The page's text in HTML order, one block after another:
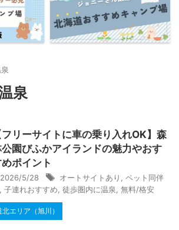
泉
フリーサイトに車の乗り入れOK】森
園びふかアイランドの魅力やおす
ポイント
2026/5/28 オートサイトあり
ペット同伴
子連れおすすめ 徒歩圏内に温泉 無料/格安
北エリア（旭川）